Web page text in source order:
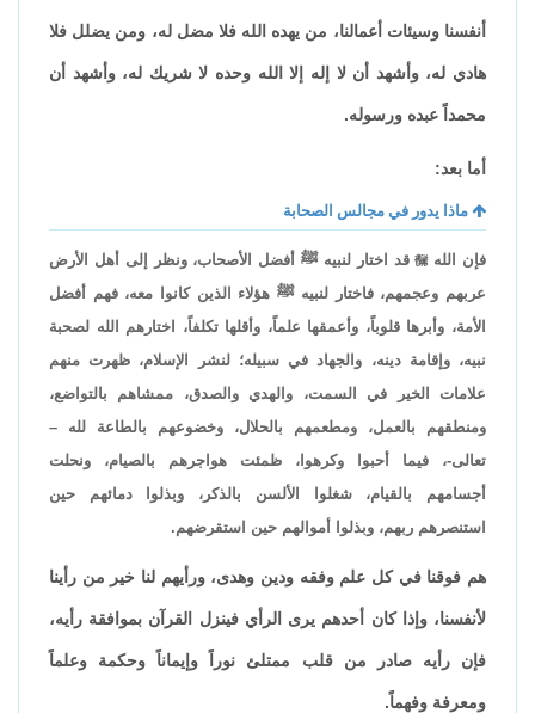
أنفسنا وسيئات أعمالنا، من يهده الله فلا مضل له، ومن يضلل فلا
هادي له، وأشهد أن لا إله إلا الله وحده لا شريك له، وأشهد أن
محمداً عبده ورسوله.
أما بعد:
ماذا يدور في مجالس الصحابة
فإن اللهقد اختار لنبيه ﷺ أفضل الأصحاب، ونظر إلى أهل الأرض
عربهم وعجمهم، فاختار لنبيه ﷺ هؤلاء الذين كانوا معه، فهم أفضل
الأمة، وأبرها قلوباً، وأعمقها علماً، وأقلها تكلفاً، اختارهم الله لصحبة
نبيه، وإقامة دينه، والجهاد في سبيله؛ لنشر الإسلام، ظهرت منهم
علامات الخير في السمت، والهدي والصدق، ممشاهم بالتواضع،
ومنطقهم بالعمل، ومطعمهم بالحلال، وخضوعهم بالطاعة لله –
تعالى-، فيما أحبوا وكرهوا، ظمئت هواجرهم بالصيام، ونحلت
أجسامهم بالقيام، شغلوا الألسن بالذكر، وبذلوا دمائهم حين
استنصرهم ربهم، وبذلوا أموالهم حين استقرضهم.
هم فوقنا في كل علم وفقه ودين وهدى، ورأيهم لنا خير من رأينا
لأنفسنا، وإذا كان أحدهم يرى الرأي فينزل القرآن بموافقة رأيه،
فإن رأيه صادر من قلب ممتلئ نوراً وإيماناً وحكمة وعلماً
ومعرفة وفهماً.